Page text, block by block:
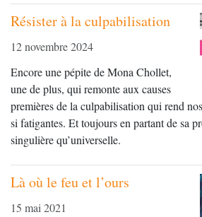
Résister à la culpabilisation
12 novembre 2024
Encore une pépite de Mona Chollet,
une de plus, qui remonte aux causes
premières de la culpabilisation qui rend
si fatigantes. Et toujours en partant de sa
singulière qu’universelle.
Là où le feu et l’ours
15 mai 2021